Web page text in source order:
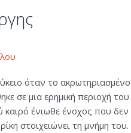
όταν το
σε μια ερημική περιοχή
καιρό ένιωθε ένοχος που
στοιχειώνει τη μνήμη